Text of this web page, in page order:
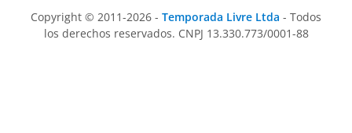
Copyright © 2011-2026 - Temporada Livre Ltda - Todos
los derechos reservados. CNPJ 13.330.773/0001-88